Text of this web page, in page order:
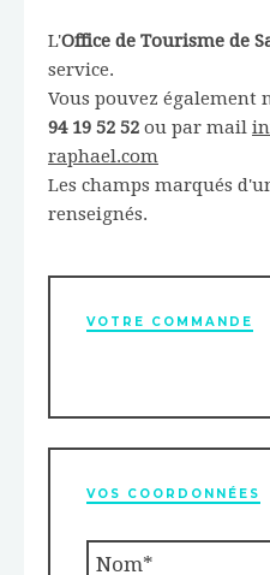
L'Office de Tourisme de
service.
Vous pouvez également
94 19 52 52 ou par mail
raphael.com
Les champs marqués
renseignés.
VOTRE COMMANDE
VOS COORDONNÉES